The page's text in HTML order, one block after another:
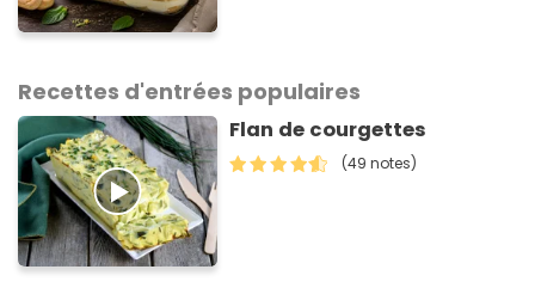
Recettes d'entrées populaires
Flan de courgettes
(49 notes)